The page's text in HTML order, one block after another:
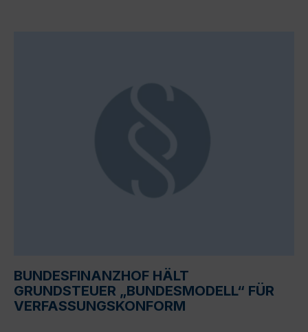
BUNDESFINANZHOF HÄLT
GRUNDSTEUER „BUNDESMODELL“ FÜR
VERFASSUNGSKONFORM